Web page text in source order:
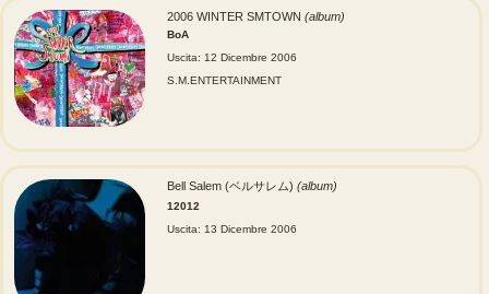
2006 WINTER SMTOWN (album)
BoA
Uscita: 12 Dicembre 2006
S.M.ENTERTAINMENT
Bell Salem (ベルサレム) (album)
12012
Uscita: 13 Dicembre 2006